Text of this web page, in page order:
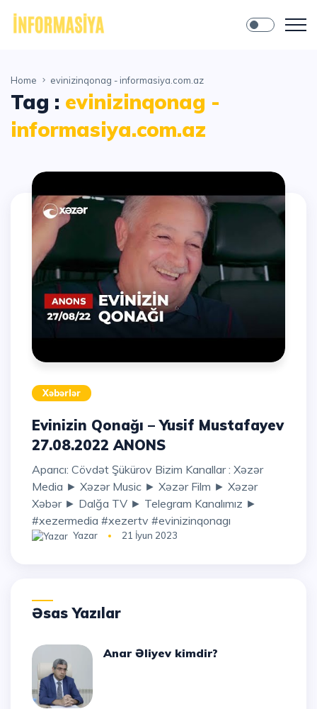
Home evinizinqonag - informasiya.com.az
Tag : evinizinqonag -
informasiya.com.az
Xəbərlər
Evinizin Qonağı – Yusif Mustafayev
27.08.2022 ANONS
Aparıcı: Cövdət Şükürov Bizim Kanallar : Xəzər
Media ► Xəzər Music ► Xəzər Film ► Xəzər
Xəbər ► Dalğa TV ► Telegram Kanalımız ►
#xezermedia #xezertv #evinizinqonagı
Yazar 21 İyun 2023
Əsas Yazılar
Anar Əliyev kimdir?